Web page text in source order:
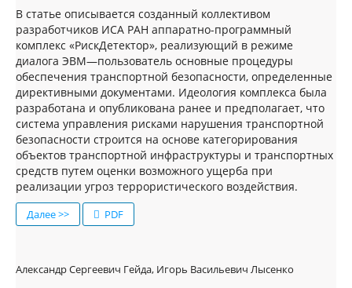
В статье описывается созданный коллективом
разработчиков ИСА РАН аппаратно-программный
комплекс «РискДетектор», реализующий в режиме
диалога ЭВМ—пользователь основные процедуры
обеспечения транспортной безопасности, определенные
директивными документами. Идеология комплекса была
разработана и опубликована ранее и предполагает, что
система управления рисками нарушения транспортной
безопасности строится на основе категорирования
объектов транспортной инфраструктуры и транспортных
средств путем оценки возможного ущерба при
реализации угроз террористического воздействия.
Далее >> PDF
Александр Сергеевич Гейда, Игорь Васильевич Лысенко